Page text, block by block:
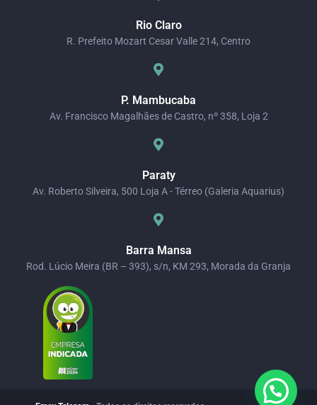
Rio Claro
R. Prefeito Mozart Cesar Valle 214, Centro
P. Mambucaba
Av. Francisco Magalhães de Castro, nº 358, Loja 2
Paraty
Av. Roberto Silveira, 500 Loja A - Térreo (Galeria Aquarius)
Barra Mansa
Rod. Lúcio Meira (BR – 393), s/n, KM 293, Morada da Granja